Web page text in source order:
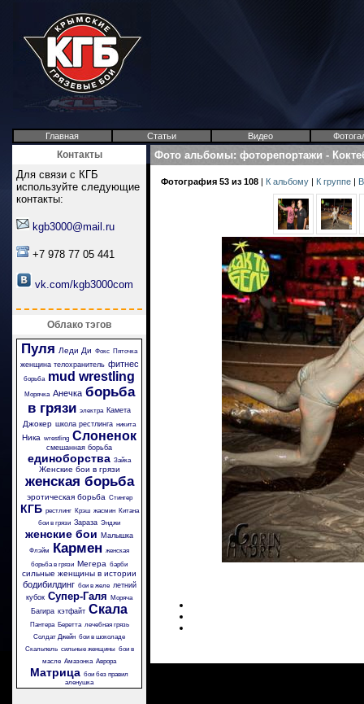
Главная Статьи Видео
Контакты
Для связи с КГБ
используйте следующие
контакты:
kgb3000@mail.ru
+7 978 77 05 441
vk.com/kgb3000com
Облако тэгов
Пуля Леди Ди Фокс Пяточка
женщина телохранитель фитнес
борьба mud wrestling
Морячка Анечка борьба
в грязи электра Камета
Джокер школа рестлинга никита
Ника wrestling Слоненок
смешанная борьба
единоборства Зайка
Женские бои в грязи
женская борьба
эротическая борьба Стингер
КГБ рестлинг Крэш жасмин
Китана
бои в грязи Зараза Энджи
женские бои Малышка
Флэйм Кармен женская
борьба в грязи Мегера барби
сильные женщины в истории
бодибилдинг бои в желе летний
кубок Супер-Галя Моряча
Багира кэтфайт Скала
Пантера Беретта лечебная грязь
Солдат Джейн бои в шоколаде
Скальпель сильные женщины бои в
масле Амазонка Аврора
Матрица бои без правил
аленушка
Фото альбомы: фоторепортажи -
Фотография 53 из 108 | К альбому | К группе |